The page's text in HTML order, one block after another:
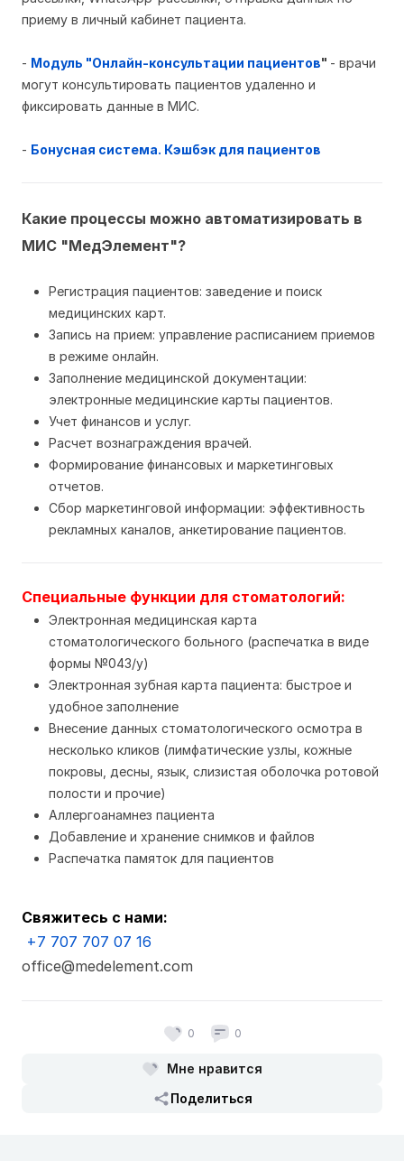
приему в личный кабинет пациента.
- Модуль "Онлайн-консультации пациентов" - врачи
могут консультировать пациентов удаленно и
фиксировать данные в МИС.
- Бонусная система. Кэшбэк для пациентов
Какие процессы можно автоматизировать в
МИС "МедЭлемент"?
Регистрация пациентов: заведение и поиск
медицинских карт.
Запись на прием: управление расписанием приемов
в режиме онлайн.
Заполнение медицинской документации:
электронные медицинские карты пациентов.
Учет финансов и услуг.
Расчет вознаграждения врачей.
Формирование финансовых и маркетинговых
отчетов.
Сбор маркетинговой информации: эффективность
рекламных каналов, анкетирование пациентов.
Специальные функции для стоматологий:
Электронная медицинская карта
стоматологического больного (распечатка в виде
формы №043/у)
Электронная зубная карта пациента: быстрое и
удобное заполнение
Внесение данных стоматологического осмотра в
несколько кликов (лимфатические узлы, кожные
покровы, десны, язык, слизистая оболочка ротовой
полости и прочие)
Аллергоанамнез пациента
Добавление и хранение снимков и файлов
Распечатка памяток для пациентов
Свяжитесь с нами:
+7 707 707 07 16
office@medelement.com
0 0
Мне нравится
Поделиться